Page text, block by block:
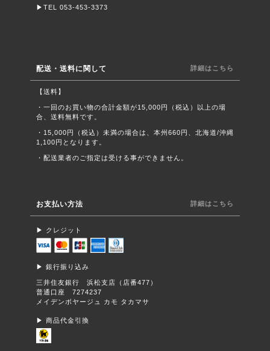
▶︎TEL 053-453-3373
配送・送料に関して 詳細はこちら
【送料】
・一回のお買い物の合計金額が15,000円（税込）以上の場
合、送料無料です。
・15,000円（税込）未満の場合は、本州660円、北海道/沖縄
1,100円となります。
・配送業者のご指定は受ける事ができません。
お支払い方法 詳細はこちら
▶︎ クレジット
▶︎ 銀行振り込み
三井住友銀行 浜松支店（店番477）
普通口座 7274237
メイデンボヤージュ カモ タカマサ
▶︎ 商品代金引換